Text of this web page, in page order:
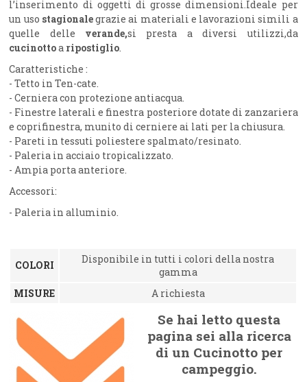
l’inserimento di oggetti di grosse dimensioni.Ideale per
un uso stagionalegrazie ai materiali e lavorazioni simili a
quelle delle verande,si presta a diversi utilizzi,da
cucinottoa ripostiglio
Caratteristiche :
- Tetto in Ten-cate.
- Cerniera con protezione antiacqua.
- Finestre laterali e finestra posteriore dotate di zanzariera
e coprifinestra, munito di cerniere ai lati per la chiusura.
- Pareti in tessuti poliestere spalmato/resinato.
- Paleria in acciaio tropicalizzato.
- Ampia porta anteriore.
Accessori:
- Paleria in alluminio.
COLORI
Disponibile in tutti i colori della nostra
gamma
MISURE
A richiesta
Se hai letto questa
pagina sei alla ricerca
di un Cucinotto per
campeggio.